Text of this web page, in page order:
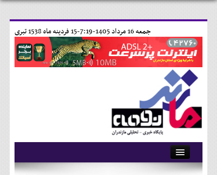
15 فردينه ماه 1538 تبری جمعه 16 مرداد 1405-7:19-
آرشیو